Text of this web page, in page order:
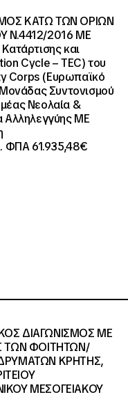
ΚΑΤΩ ΤΩΝ ΟΡΙΩΝ
Ν.4412/2016 ΜΕ
και
Cycle – TEC) του
Corps (Ευρωπαϊκό
Συντονισμού
Νεολαία &
Αλληλεγγύης ΜΕ
ΦΠΑ 61.935,48€
ΔΙΑΓΩΝΙΣΜΟΣ ΜΕ
ΤΩΝ ΦΟΙΤΗΤΩΝ/
KΡΗΤΗΣ,
ΜΕΣΟΓΕΙΑΚΟΥ